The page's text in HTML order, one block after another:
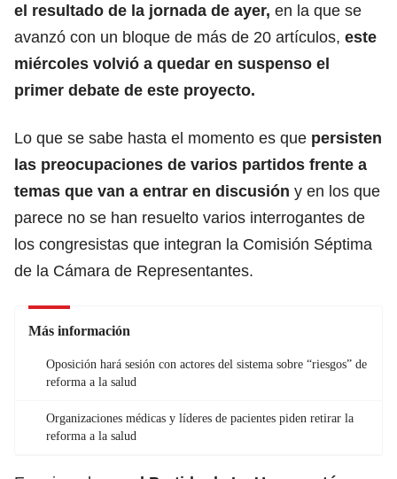
el resultado de la jornada de ayer, en la que se
avanzó con un bloque de más de 20 artículos, este
miércoles volvió a quedar en suspenso el
primer debate de este proyecto.
Lo que se sabe hasta el momento es que persisten
las preocupaciones de varios partidos frente a
temas que van a entrar en discusión y en los que
parece no se han resuelto varios interrogantes de
los congresistas que integran la Comisión Séptima
de la Cámara de Representantes.
Más información
Oposición hará sesión con actores del sistema sobre “riesgos” de
reforma a la salud
Organizaciones médicas y líderes de pacientes piden retirar la
reforma a la salud